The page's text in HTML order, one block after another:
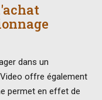
dans un
offre également
permet en effet de